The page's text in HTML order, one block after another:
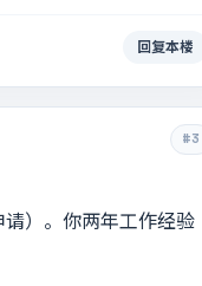
回复本楼
#3
）。你两年工作经验